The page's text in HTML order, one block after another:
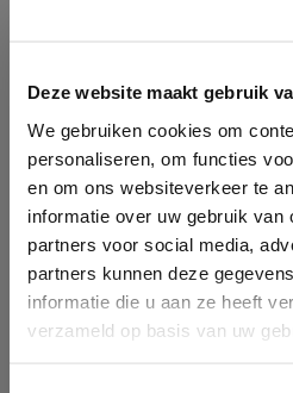
Deze website maakt gebruik
We gebruiken cookies om
personaliseren, om functies
en om ons websiteverkeer te
informatie over uw gebruik van
partners voor social media,
partners kunnen deze
informatie die u aan ze heeft
verzameld op basis van uw
Panneau de commande à
avec option à distance
De nombreuses options
Facile à entretenir
Versions adiabatiques